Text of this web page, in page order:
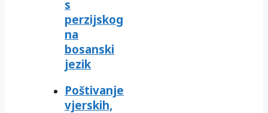
s
perzijskog
na
bosanski
jezik
Poštivanje
vjerskih,